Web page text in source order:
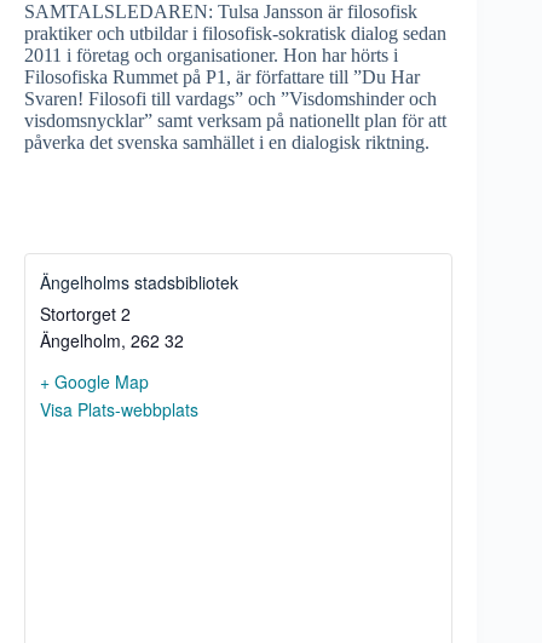
SAMTALSLEDAREN: Tulsa Jansson är filosofisk
praktiker och utbildar i filosofisk-sokratisk dialog sedan
2011 i företag och organisationer. Hon har hörts i
Filosofiska Rummet på P1, är författare till ”Du Har
Svaren! Filosofi till vardags” och ”Visdomshinder och
visdomsnycklar” samt verksam på nationellt plan för att
påverka det svenska samhället i en dialogisk riktning.
Ängelholms stadsbibliotek
Stortorget 2
Ängelholm, 262 32
+ Google Map
Visa Plats-webbplats